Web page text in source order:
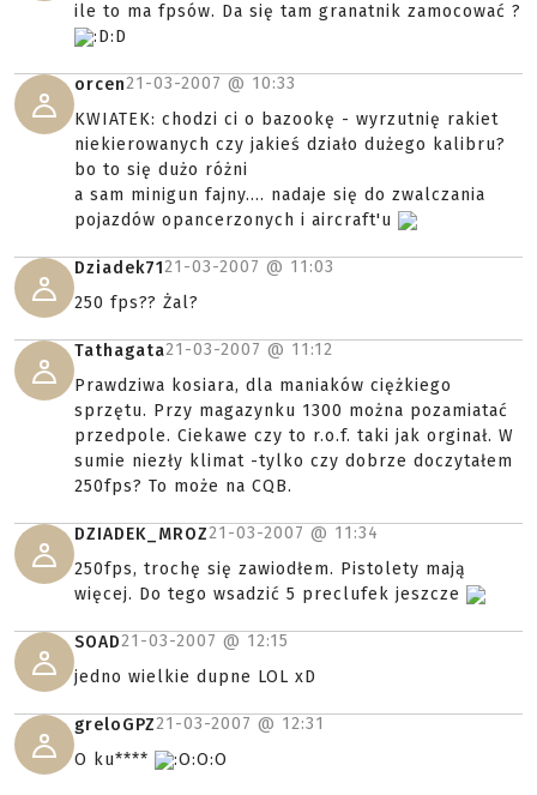
ile to ma fpsów. Da się tam granatnik zamocować ?
:D:D
orcen21-03-2007 @ 10:33
KWIATEK: chodzi ci o bazookę - wyrzutnię rakiet
niekierowanych czy jakieś działo dużego kalibru?
bo to się dużo różni
a sam minigun fajny.... nadaje się do zwalczania
pojazdów opancerzonych i aircraft'u
Dziadek7121-03-2007 @ 11:03
250 fps?? Żal?
Tathagata21-03-2007 @ 11:12
Prawdziwa kosiara, dla maniaków ciężkiego
sprzętu. Przy magazynku 1300 można pozamiatać
przedpole. Ciekawe czy to r.o.f. taki jak orginał. W
sumie niezły klimat -tylko czy dobrze doczytałem
250fps? To może na CQB.
DZIADEK_MROZ21-03-2007 @ 11:34
250fps, trochę się zawiodłem. Pistolety mają
więcej. Do tego wsadzić 5 preclufek jeszcze
SOAD21-03-2007 @ 12:15
jedno wielkie dupne LOL xD
greloGPZ21-03-2007 @ 12:31
O ku****
:O:O:O